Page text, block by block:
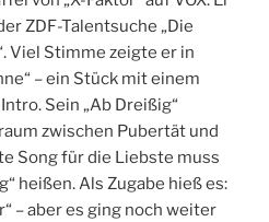
ZDF-Talentsuche „Die
Viel Stimme zeigte er in
– ein Stück mit einem
Sein „Ab Dreißig“
zwischen Pubertät und
Song für die Liebste muss
heißen. Als Zugabe hieß es:
– aber es ging noch weiter